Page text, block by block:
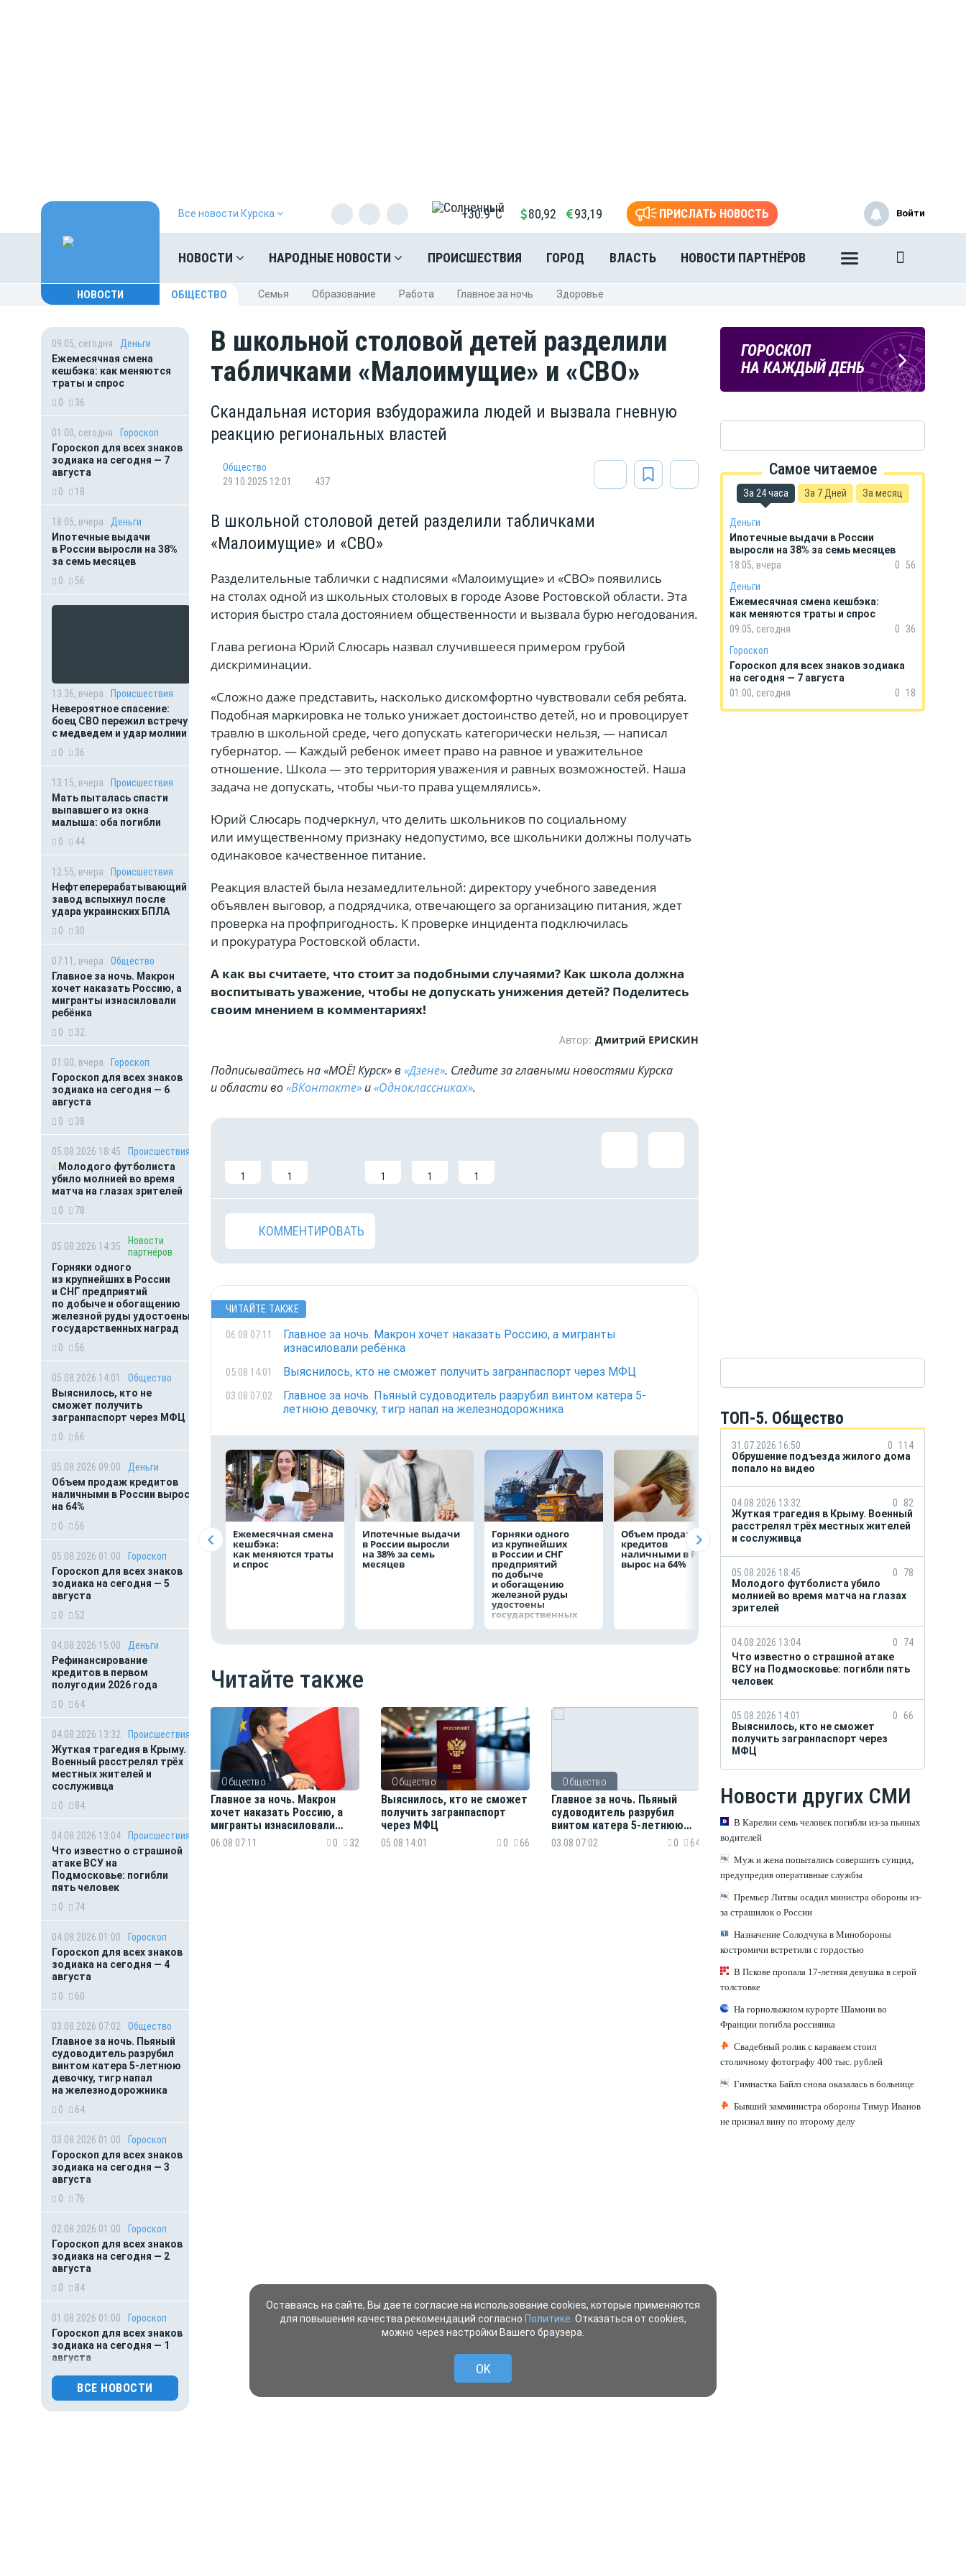
Все новости Курска +30.9°C 80,92 93,19 ПРИСЛАТЬ НОВОСТЬ
НОВОСТИ НАРОДНЫЕ НОВОСТИ ПРОИСШЕСТВИЯ ГОРОД ВЛАСТЬ НОВОСТИ ПАРТНЁРОВ
Войти
НОВОСТИ ОБЩЕСТВО Cемья Oбразование Pабота Главное за ночь Здоровье
09:05, сегодня
Деньги
Ежемесячная смена
кешбэка: как меняются
траты и спрос
0
36
01:00, сегодня
Гороскоп
Гороскоп для всех знаков
зодиака на сегодня — 7
августа
0
18
18:05, вчера
Деньги
Ипотечные выдачи
в России выросли на 38%
за семь месяцев
0
56
13:36, вчера
Происшествия
Невероятное спасение:
боец СВО пережил встречу
с медведем и удар молнии
0
36
13:15, вчера
Происшествия
Мать пыталась спасти
выпавшего из окна
малыша: оба погибли
0
44
12:55, вчера
Происшествия
Нефтеперерабатывающий
завод вспыхнул после
удара украинских БПЛА
0
30
07:11, вчера
Общество
Главное за ночь. Макрон
хочет наказать Россию, а
мигранты изнасиловали
ребёнка
0
32
01:00, вчера
Гороскоп
Гороскоп для всех знаков
зодиака на сегодня — 6
августа
0
38
05.08.2026 18:45
Происшествия
Молодого футболиста
убило молнией во время
матча на глазах зрителей
0
78
05.08.2026 14:35
Новости
партнёров
Горняки одного
из крупнейших в России
и СНГ предприятий
по добыче и обогащению
железной руды удостоены
государственных наград
0
56
05.08.2026 14:01
Общество
Выяснилось, кто не
сможет получить
загранпаспорт через МФЦ
0
66
05.08.2026 09:00
Деньги
Объем продаж кредитов
наличными в России вырос
на 64%
0
56
05.08.2026 01:00
Гороскоп
Гороскоп для всех знаков
зодиака на сегодня — 5
августа
0
52
04.08.2026 15:00
Деньги
Рефинансирование
кредитов в первом
полугодии 2026 года
0
64
04.08.2026 13:32
Происшествия
Жуткая трагедия в Крыму.
Военный расстрелял трёх
местных жителей и
сослуживца
0
84
04.08.2026 13:04
Происшествия
Что известно о страшной
атаке ВСУ на
Подмосковье: погибли
пять человек
0
74
04.08.2026 01:00
Гороскоп
Гороскоп для всех знаков
зодиака на сегодня — 4
августа
0
60
03.08.2026 07:02
Общество
Главное за ночь. Пьяный
судоводитель разрубил
винтом катера 5-летнюю
девочку, тигр напал
на железнодорожника
0
64
03.08.2026 01:00
Гороскоп
Гороскоп для всех знаков
зодиака на сегодня — 3
августа
0
76
02.08.2026 01:00
Гороскоп
Гороскоп для всех знаков
зодиака на сегодня — 2
августа
0
84
01.08.2026 01:00
Гороскоп
Гороскоп для всех знаков
зодиака на сегодня — 1
августа
0
94
Происшествия
ВСЕ НОВОСТИ
В школьной столовой детей разделили
табличками «Малоимущие» и «СВО»
Скандальная история взбудоражила людей и вызвала гневную
реакцию региональных властей
Общество
29.10.2025 12:01
437
В школьной столовой детей разделили табличками
«Малоимущие» и «СВО»
Разделительные таблички с надписями «Малоимущие» и «СВО» появились
на столах одной из школьных столовых в городе Азове Ростовской области. Эта
история быстро стала достоянием общественности и вызвала бурю негодования.
Глава региона Юрий Слюсарь назвал случившееся примером грубой
дискриминации.
«Сложно даже представить, насколько дискомфортно чувствовали себя ребята.
Подобная маркировка не только унижает достоинство детей, но и провоцирует
травлю в школьной среде, чего допускать категорически нельзя, — написал
губернатор. — Каждый ребенок имеет право на равное и уважительное
отношение. Школа — это территория уважения и равных возможностей. Наша
задача не допускать, чтобы чьи-то права ущемлялись».
Юрий Слюсарь подчеркнул, что делить школьников по социальному
или имущественному признаку недопустимо, все школьники должны получать
одинаковое качественное питание.
Реакция властей была незамедлительной: директору учебного заведения
объявлен выговор, а подрядчика, отвечающего за организацию питания, ждет
проверка на профпригодность. К проверке инцидента подключилась
и прокуратура Ростовской области.
А как вы считаете, что стоит за подобными случаями? Как школа должна
воспитывать уважение, чтобы не допускать унижения детей? Поделитесь
своим мнением в комментариях!
Автор: Дмитрий ЕРИСКИН
Подписывайтесь на «МОЁ! Курск» в «Дзене». Cледите за главными новостями Курска
и области во«ВКонтакте» и«Одноклассниках».
1 1 1 1 1
КОММЕНТИРОВАТЬ
ЧИТАЙТЕ ТАКЖЕ
06.08 07:11
Главное за ночь. Макрон хочет наказать Россию, а мигранты
изнасиловали ребёнка
05.08 14:01 Выяснилось, кто не сможет получить загранпаспорт через МФЦ
03.08 07:02
Главное за ночь. Пьяный судоводитель разрубил винтом катера 5-
летнюю девочку, тигр напал на железнодорожника
Ежемесячная смена
кешбэка:
как меняются траты
и спрос
Ипотечные выдачи
в России выросли
на 38% за семь
месяцев
Горняки одного
из крупнейших
в России и СНГ
предприятий
по добыче
и обогащению
железной руды
удостоены
государственных
наград
Объем продаж
кредитов
наличными в России
вырос на 64%
Рефинансирование
кредитов в первом
полугодии 2026 года
ВТБ предоставит
на строительство
комплексов
Читайте также
Общество
Главное за ночь. Макрон
хочет наказать Россию, а
мигранты изнасиловали
ребёнка
06.08 07:11 0 32
Общество
Выяснилось, кто не сможет
получить загранпаспорт
через МФЦ
05.08 14:01 0 66
Общество
Главное за ночь. Пьяный
судоводитель разрубил
винтом катера 5-летнюю
девочку, тигр напал
03.08 07:02 0 64
ПОГОДА
В КУРСКЕ
ГОРОСКОП
НА КАЖДЫЙ ДЕНЬ
Самое читаемое
За 24 часа За 7 Дней За месяц
Деньги
Ипотечные выдачи в России
выросли на 38% за семь месяцев
18:05, вчера
0 56
Деньги
Ежемесячная смена кешбэка:
как меняются траты и спрос
09:05, сегодня
0
36
Гороскоп
Гороскоп для всех знаков зодиака
на сегодня — 7 августа
01:00, сегодня
0 18
ТОП-5. Общество
31.07.2026 16:50 0
114
Обрушение подъезда жилого дома
попало на видео
04.08.2026 13:32 0
82
Жуткая трагедия в Крыму. Военный
расстрелял трёх местных жителей
и сослуживца
05.08.2026 18:45 0
78
Молодого футболиста убило
молнией во время матча на глазах
зрителей
04.08.2026 13:04 0
74
Что известно о страшной атаке
ВСУ на Подмосковье: погибли пять
человек
05.08.2026 14:01 0
66
Выяснилось, кто не сможет
получить загранпаспорт через
МФЦ
Новости других СМИ
В Карелии семь человек погибли из-за пьяных
водителей
Муж и жена попытались совершить суицид,
предупредив оперативные службы
Премьер Литвы осадил министра обороны из-
за страшилок о России
Назначение Солодчука в Минобороны
костромичи встретили с гордостью
В Пскове пропала 17-летняя девушка в серой
толстовке
На горнолыжном курорте Шамони во
Франции погибла россиянка
Свадебный ролик с караваем стоил
столичному фотографу 400 тыс. рублей
Гимнастка Байлз снова оказалась в больнице
Бывший замминистра обороны Тимур Иванов
не признал вину по второму делу
Оставаясь на сайте, Вы даете согласие на использование cookies, которые применяются
для повышения качества рекомендаций согласно Политике . Отказаться от cookies,
можно через настройки Вашего браузера.
OK